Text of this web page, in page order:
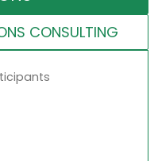
CONSULTING